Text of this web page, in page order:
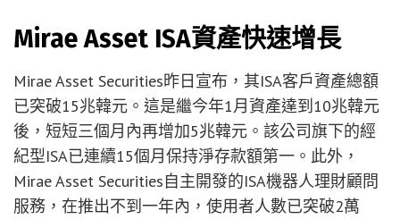
Mirae Asset ISA資產快速增長
Mirae Asset Securities昨日宣布，其ISA客戶資產總額
已突破15兆韓元。這是繼今年1月資產達到10兆韓元
後，短短三個月內再增加5兆韓元。該公司旗下的經
紀型ISA已連續15個月保持淨存款額第一。此外，
Mirae Asset Securities自主開發的ISA機器人理財顧問
服務，在推出不到一年內，使用者人數已突破2萬